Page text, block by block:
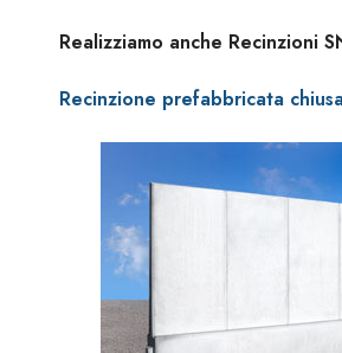
Realizziamo anche Recinzioni
Recinzione prefabbricata